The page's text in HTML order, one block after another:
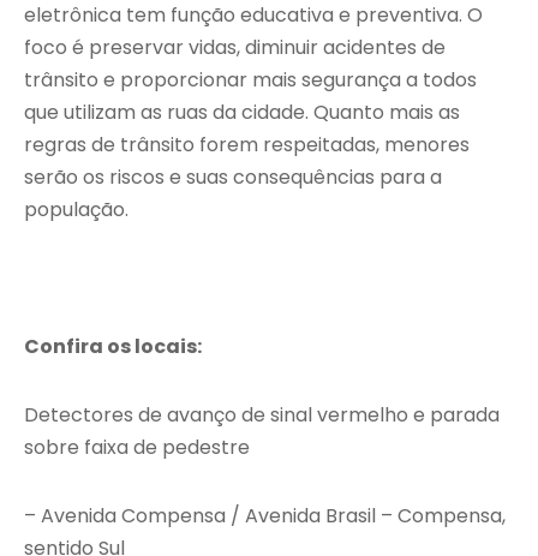
eletrônica tem função educativa e preventiva. O
foco é preservar vidas, diminuir acidentes de
trânsito e proporcionar mais segurança a todos
que utilizam as ruas da cidade. Quanto mais as
regras de trânsito forem respeitadas, menores
serão os riscos e suas consequências para a
população.
Confira os locais:
Detectores de avanço de sinal vermelho e parada
sobre faixa de pedestre
– Avenida Compensa / Avenida Brasil – Compensa,
sentido Sul